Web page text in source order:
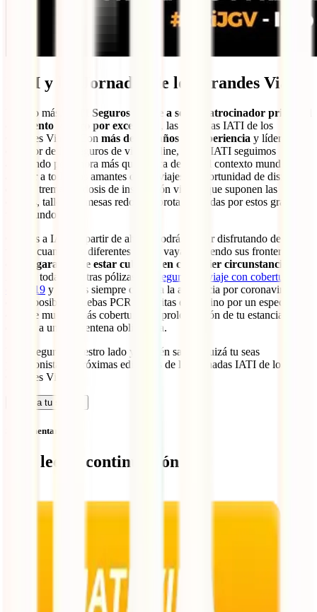
IATI y las Jornadas de los Grandes Viajes
Un año más,
IATI Seguros vuelve a ser el patrocinador principal
del evento viajero por excelencia
, las Jornadas IATI de los
Grandes Viajes. Con más de 135 años de experiencia y líderes en
el sector de los seguros de viaje online, desde IATI seguimos
apostando por, ahora más que nunca debido al contexto mundial,
acercar a todos los amantes de los viajes la oportunidad de disfrutar
de esta tremenda dosis de inspiración viajera que suponen las
charlas, talleres y mesas redondas protagonizadas por estos grandes
trotamundos.
Gracias a IATI, a partir de ahora, podrás seguir disfrutando de los
viajes, cuando los diferentes países vayan abriendo sus fronteras,
la garantía de estar cubierto en cualquier circunstancia
Ahora, todas nuestras pólizas son
seguros de viaje con coberturas
covid-19 y tendrás siempre cubierta la asistencia por coronavirus, así
como posibles pruebas PCR prescritas en destino por un especialista
o, entre muchas más coberturas, la prolongación de tu estancia
debido a una cuarentena obligatoria.
Viaja seguro a nuestro lado y, ¿quién sabe?, quizá tu seas
protagonista de próximas ediciones de las Jornadas IATI de los
Grandes Viajes.
Calcula tu seguro
Sin comentarios
Qué leer a continuación